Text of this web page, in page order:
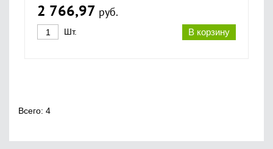
2 766,97 руб.
В корзину
Шт.
Всего: 4